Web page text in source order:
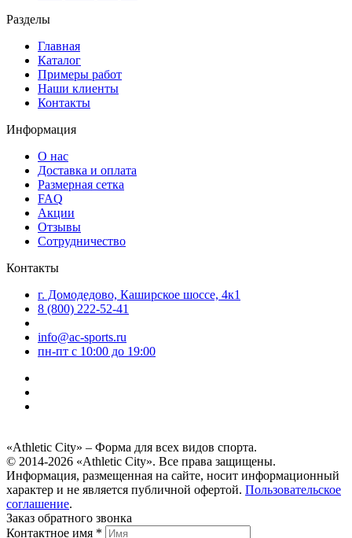
Разделы
Главная
Каталог
Примеры работ
Наши клиенты
Контакты
Информация
О нас
Доставка и оплата
Размерная сетка
FAQ
Акции
Отзывы
Сотрудничество
Контакты
г. Домодедово, Каширское шоссе, 4к1
8 (800) 222-52-41
info@ac-sports.ru
пн-пт c 10:00 до 19:00
«Athletic City» – Форма для всех видов спорта.
© 2014-2026 «Athletic City». Все права защищены.
Информация, размещенная на сайте, носит информационный
характер и не является публичной офертой. Пользовательское
соглашение.
Заказ обратного звонка
Контактное имя *